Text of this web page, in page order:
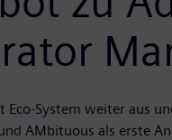
Eco-System weiter aus
AMbituous als erste